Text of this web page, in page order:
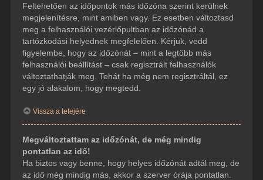
Feltehetően az időpontok más időzóna szerint kerülnek
megjelenítésre, mint amiben vagy. Ez esetben változtasd
meg a felhasználói vezérlőpultban az időzónád a
tartózkodási helyednek megfelelően. Kérjük, vedd
figyelembe, hogy az időzónát – mint a legtöbb más
felhasználói beállítást – csak regisztrált felhasználók
változtathatják meg. Tehát ha még nem regisztráltál, ez
egy jó alakalom, hogy megtedd.
Vissza a tetejére
Megváltoztattam az időzónát, de még mindig
pontatlan az idő!
Ha biztos vagy benne, hogy helyes időzónát adtál meg, de
az idő még mindig más, akkor a szerver órája pontatlan.